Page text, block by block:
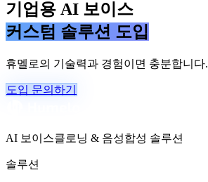
기업용 AI 보이스
커스텀 솔루션 도입
휴멜로의 기술력과 경험이면 충분합니다.
도입 문의하기
AI 보이스클로닝 & 음성합성 솔루션
솔루션